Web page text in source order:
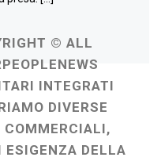
© ALL
INTEGRATI
DIVERSE
COMMERCIALI,
DELLA